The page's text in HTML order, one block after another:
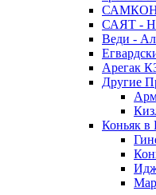
САЯТ -
Веди -
Арегак
Другие
Коньяк в